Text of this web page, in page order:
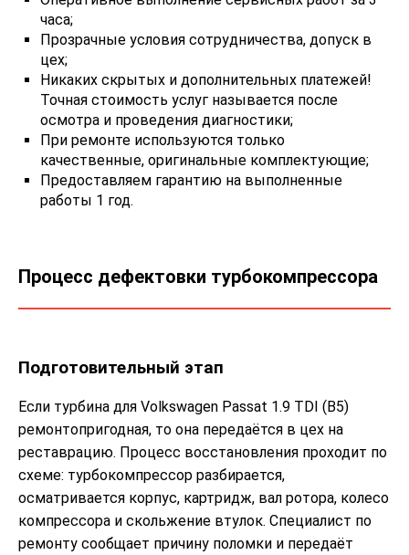
часа;
Прозрачные условия сотрудничества, допуск в
цех;
Никаких скрытых и дополнительных платежей!
Точная стоимость услуг называется после
осмотра и проведения диагностики;
При ремонте используются только
качественные, оригинальные комплектующие;
Предоставляем гарантию на выполненные
работы 1 год.
Процесс дефектовки турбокомпрессора
Подготовительный этап
Если турбина для Volkswagen Passat 1.9 TDI (B5)
ремонтопригодная, то она передаётся в цех на
реставрацию. Процесс восстановления проходит по
схеме: турбокомпрессор разбирается,
осматривается корпус, картридж, вал ротора, колесо
компрессора и скольжение втулок. Специалист по
ремонту сообщает причину поломки и передаёт